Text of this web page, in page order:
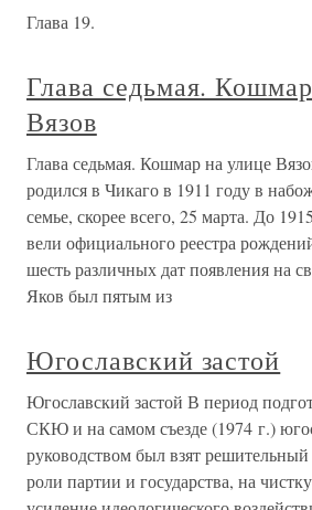
Глава 19.
Глава седьмая.
Вязов
Глава седьмая. Кошмар на улице
родился в Чикаго в 1911 году в
семье, скорее всего, 25 марта. До
вели официального реестра
шесть различных дат появления на
Яков был пятым из
Югославский застой
Югославский застой В период
СКЮ и на самом съезде (1974 г.)
руководством был взят
роли партии и государства, на